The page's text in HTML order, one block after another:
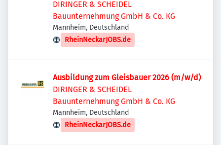
DIRINGER & SCHEIDEL
Bauunternehmung GmbH & Co. KG
Mannheim, Deutschland
RheinNeckarJOBS.de
Ausbildung zum Gleisbauer 2026 (m/w/d)
DIRINGER & SCHEIDEL
Bauunternehmung GmbH & Co. KG
Mannheim, Deutschland
RheinNeckarJOBS.de